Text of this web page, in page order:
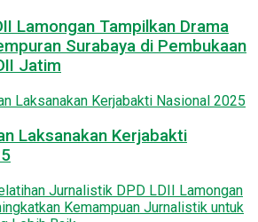
Lamongan Tampilkan Drama
Surabaya di Pembukaan
Jatim
Laksanakan Kerjabakti